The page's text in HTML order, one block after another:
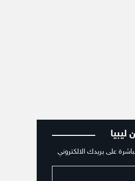
ليبيا
على بريدك الالكتروني